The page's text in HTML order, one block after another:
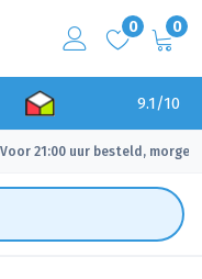
0 0
9.1/10
Voor 21:00 uur besteld, morgen